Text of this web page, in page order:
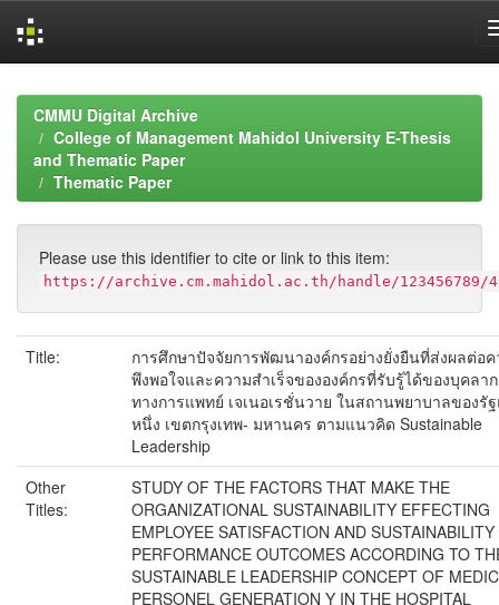
navigationCMMU Digital Archive
College of Management Mahidol University E-Thesis
and Thematic Paper
Thematic Paper
Please use this identifier to cite or link to this item:
https://archive.cm.mahidol.ac.th/handle/123456789/
Title:
การศึกษาปัจจัยการพัฒนาองค์กรอย่างยั่งยืนที่ส่งผลต่อ
พึงพอใจและความสำเร็จขององค์กรที่รับรู้ได้ของบุคลา
ทางการแพทย์ เจเนอเรชั่นวาย ในสถานพยาบาลของรั
หนึ่ง เขตกรุงเทพ- มหานคร ตามแนวคิด Sustainable
Leadership
Other
Titles:
STUDY OF THE FACTORS THAT MAKE THE
ORGANIZATIONAL SUSTAINABILITY EFFECTING
EMPLOYEE SATISFACTION AND SUSTAINABILITY
PERFORMANCE OUTCOMES ACCORDING TO
SUSTAINABLE LEADERSHIP CONCEPT OF
PERSONEL GENERATION Y IN THE HOSPITAL